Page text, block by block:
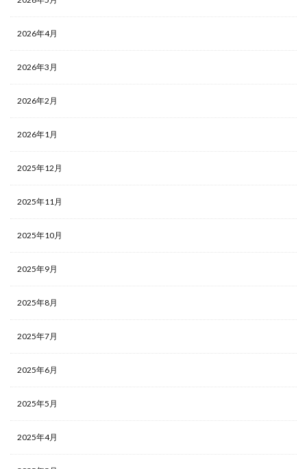
2026年4月
2026年3月
2026年2月
2026年1月
2025年12月
2025年11月
2025年10月
2025年9月
2025年8月
2025年7月
2025年6月
2025年5月
2025年4月